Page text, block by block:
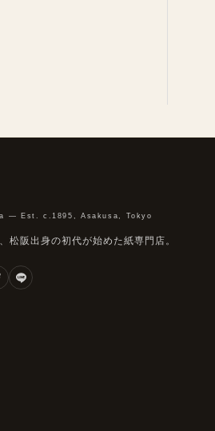
— Est. c.1895, Asakusa, Tokyo
松阪出身の初代が始めた紙専門店。